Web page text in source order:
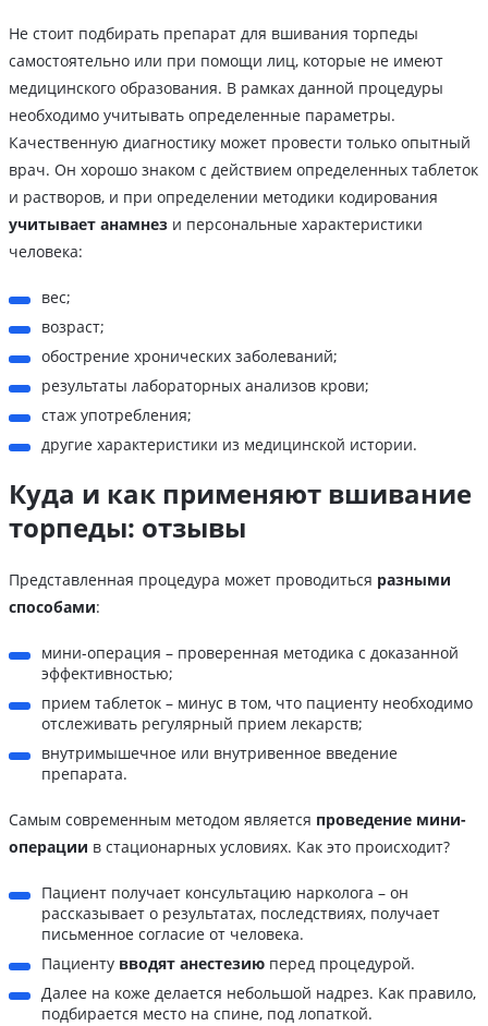
Не стоит подбирать препарат для вшивания торпеды
самостоятельно или при помощи лиц, которые не имеют
медицинского образования. В рамках данной процедуры
необходимо учитывать определенные параметры.
Качественную диагностику может провести только опытный
врач. Он хорошо знаком с действием определенных таблеток
и растворов, и при определении методики кодирования
учитывает анамнез и персональные характеристики
человека:
вес;
возраст;
обострение хронических заболеваний;
результаты лабораторных анализов крови;
стаж употребления;
другие характеристики из медицинской истории.
Куда и как применяют вшивание
торпеды: отзывы
Представленная процедура может проводиться разными
способами:
мини-операция – проверенная методика с доказанной
эффективностью;
прием таблеток – минус в том, что пациенту необходимо
отслеживать регулярный прием лекарств;
внутримышечное или внутривенное введение
препарата.
Самым современным методом является проведение мини-
операции в стационарных условиях. Как это происходит?
Пациент получает консультацию нарколога – он
рассказывает о результатах, последствиях, получает
письменное согласие от человека.
Пациенту вводят анестезию перед процедурой.
Далее на коже делается небольшой надрез. Как правило,
подбирается место на спине, под лопаткой.